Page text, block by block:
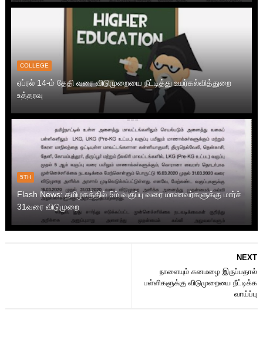
COLLEGE
ஏப்ரல் 14-ம் தேதி வரை விடுமுறையை நீட்டித்து உயர்கல்வித்துறை
உத்தரவு
5TH
Flash News: தமிழகத்தில் 5ம் வகுப்பு வரை மாணவர்களுக்கு மார்ச்
31வரை விடுமுறை
NEXT
நாளையும் கனமழை இருப்பதால்
பள்ளிகளுக்கு விடுமுறையை நீட்டிக்க
வாய்ப்பு